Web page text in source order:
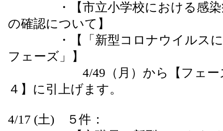
・【市立小学校における感染症
の確認について】
・【「新型コロナウイルスに
フェーズ」】
4/49（月）から【フェーズ
４】に引上げます。
4/17 (土) ５件：